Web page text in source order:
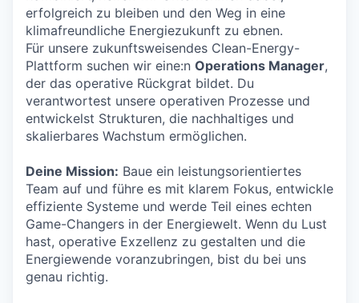
erfolgreich zu bleiben und den Weg in eine
klimafreundliche Energiezukunft zu ebnen.
Für unsere zukunftsweisendes Clean-Energy-
Plattform suchen wir eine:n Operations Manager,
der das operative Rückgrat bildet. Du
verantwortest unsere operativen Prozesse und
entwickelst Strukturen, die nachhaltiges und
skalierbares Wachstum ermöglichen.
Deine Mission: Baue ein leistungsorientiertes
Team auf und führe es mit klarem Fokus, entwickle
effiziente Systeme und werde Teil eines echten
Game-Changers in der Energiewelt. Wenn du Lust
hast, operative Exzellenz zu gestalten und die
Energiewende voranzubringen, bist du bei uns
genau richtig.